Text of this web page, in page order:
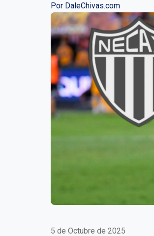
Por DaleChivas.com
5 de Octubre de 2025